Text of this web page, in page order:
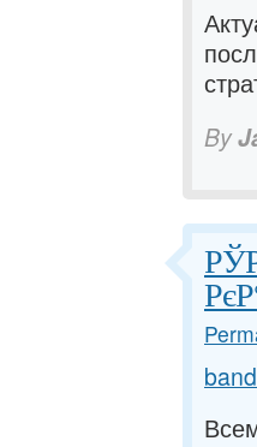
By